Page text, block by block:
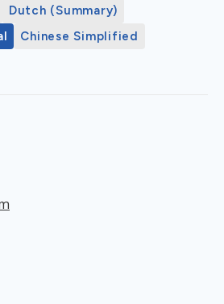
Dutch (Summary)
Chinese Simplified